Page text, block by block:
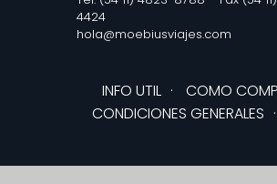
4424
hola@moebiusviajes.com
INFO UTIL · COMO
CONDICIONES GENERALES ·